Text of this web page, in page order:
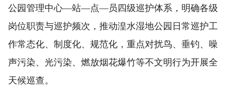
公园管理中心—站—点—员四级巡护体系，明确各级
岗位职责与巡护频次，推动湟水湿地公园日常巡护工
作常态化、制度化、规范化，重点对扰鸟、垂钓、噪
声污染、光污染、燃放烟花爆竹等不文明行为开展全
天候巡查。